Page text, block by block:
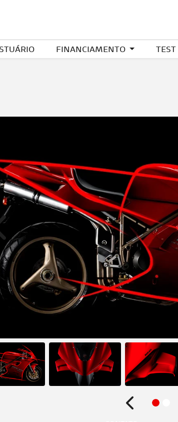
FINANCIAMENTO TEST
Anterior
Anterior